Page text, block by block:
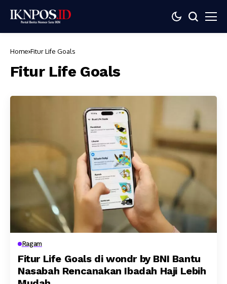
Home Fitur Life Goals
Fitur Life Goals
Ragam
Fitur Life Goals di wondr by BNI Bantu
Nasabah Rencanakan Ibadah Haji Lebih